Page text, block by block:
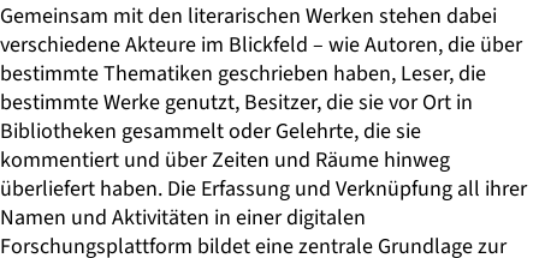
Gemeinsam mit den literarischen Werken stehen dabei
verschiedene Akteure im Blickfeld – wie Autoren, die über
bestimmte Thematiken geschrieben haben, Leser, die
bestimmte Werke genutzt, Besitzer, die sie vor Ort in
Bibliotheken gesammelt oder Gelehrte, die sie
kommentiert und über Zeiten und Räume hinweg
überliefert haben. Die Erfassung und Verknüpfung all ihrer
Namen und Aktivitäten in einer digitalen
Forschungsplattform bildet eine zentrale Grundlage zur